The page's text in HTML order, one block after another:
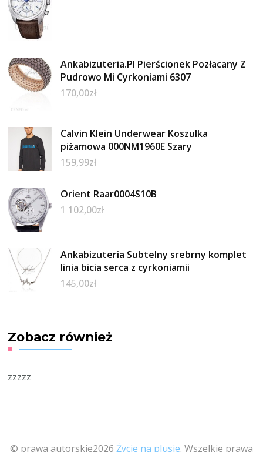
Ankabizuteria.Pl Pierścionek Pozłacany Z
Pudrowo Mi Cyrkoniami 6307
170,00zł
Calvin Klein Underwear Koszulka
piżamowa 000NM1960E Szary
159,99zł
Orient Raar0004S10B
1 102,00zł
Ankabizuteria Subtelny srebrny komplet
linia bicia serca z cyrkoniamii
145,00zł
Zobacz również
zzzzz
© prawa autorskie2026 Życie na plusie. Wszelkie prawa